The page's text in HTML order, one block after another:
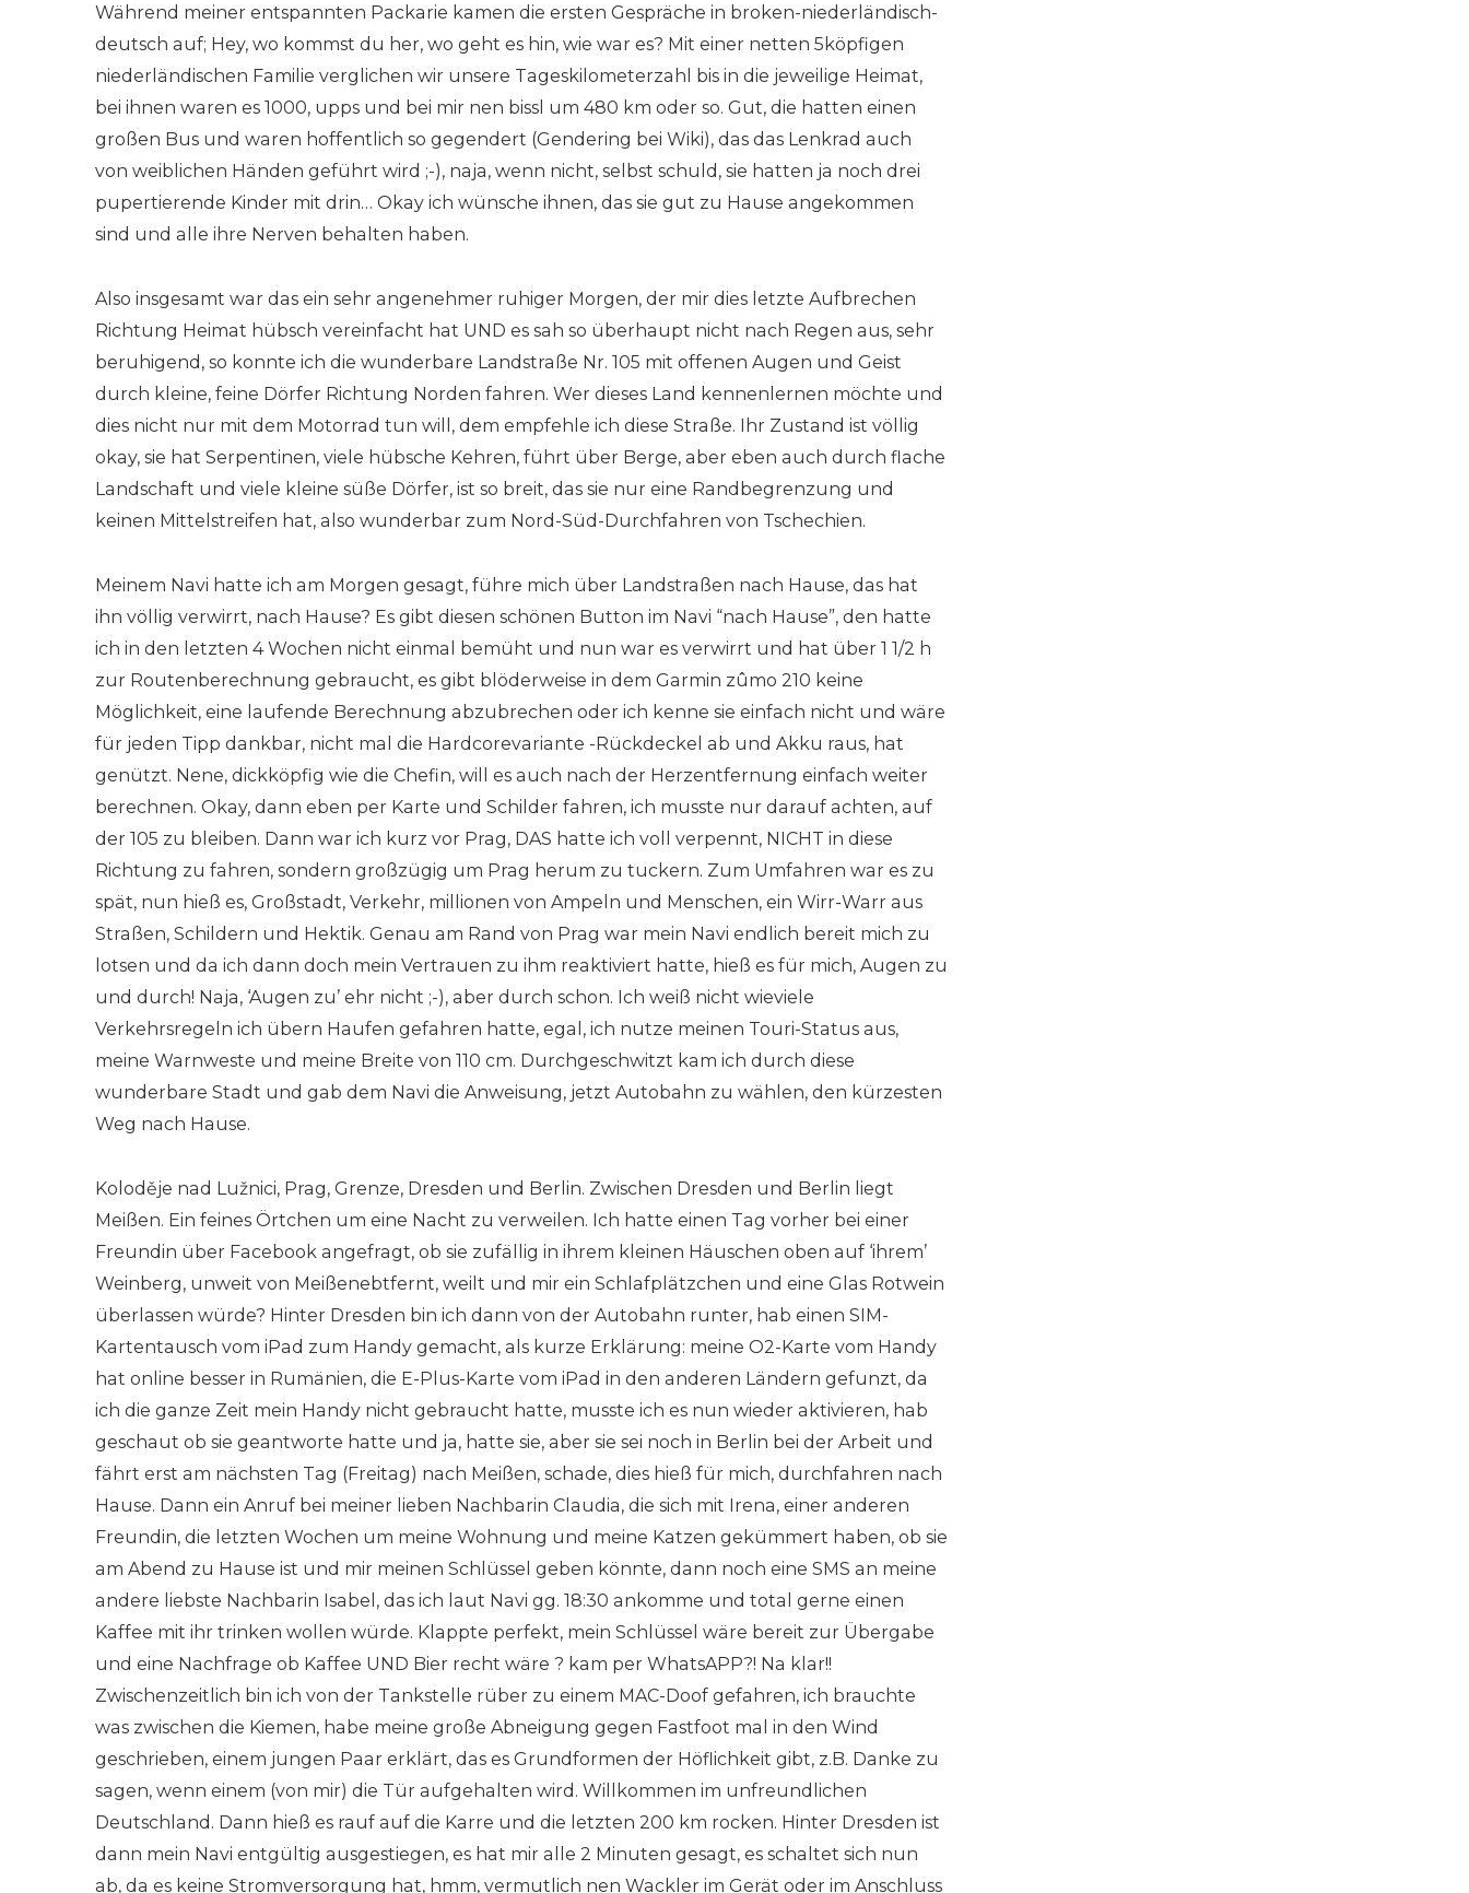
Während meiner entspannten Packarie kamen die ersten Gespräche in broken-niederländisch-
deutsch auf; Hey, wo kommst du her, wo geht es hin, wie war es? Mit einer netten 5köpfigen
niederländischen Familie verglichen wir unsere Tageskilometerzahl bis in die jeweilige Heimat,
bei ihnen waren es 1000, upps und bei mir nen bissl um 480 km oder so. Gut, die hatten einen
großen Bus und waren hoffentlich so gegendert (Gendering bei Wiki), das das Lenkrad auch
von weiblichen Händen geführt wird ;-), naja, wenn nicht, selbst schuld, sie hatten ja noch drei
pupertierende Kinder mit drin… Okay ich wünsche ihnen, das sie gut zu Hause angekommen
sind und alle ihre Nerven behalten haben.
Also insgesamt war das ein sehr angenehmer ruhiger Morgen, der mir dies letzte Aufbrechen
Richtung Heimat hübsch vereinfacht hat UND es sah so überhaupt nicht nach Regen aus, sehr
beruhigend, so konnte ich die wunderbare Landstraße Nr. 105 mit offenen Augen und Geist
durch kleine, feine Dörfer Richtung Norden fahren. Wer dieses Land kennenlernen möchte und
dies nicht nur mit dem Motorrad tun will, dem empfehle ich diese Straße. Ihr Zustand ist völlig
okay, sie hat Serpentinen, viele hübsche Kehren, führt über Berge, aber eben auch durch flache
Landschaft und viele kleine süße Dörfer, ist so breit, das sie nur eine Randbegrenzung und
keinen Mittelstreifen hat, also wunderbar zum Nord-Süd-Durchfahren von Tschechien.
Meinem Navi hatte ich am Morgen gesagt, führe mich über Landstraßen nach Hause, das hat
ihn völlig verwirrt, nach Hause? Es gibt diesen schönen Button im Navi “nach Hause”, den hatte
ich in den letzten 4 Wochen nicht einmal bemüht und nun war es verwirrt und hat über 1 1/2 h
zur Routenberechnung gebraucht, es gibt blöderweise in dem Garmin zûmo 210 keine
Möglichkeit, eine laufende Berechnung abzubrechen oder ich kenne sie einfach nicht und wäre
für jeden Tipp dankbar, nicht mal die Hardcorevariante -Rückdeckel ab und Akku raus, hat
genützt. Nene, dickköpfig wie die Chefin, will es auch nach der Herzentfernung einfach weiter
berechnen. Okay, dann eben per Karte und Schilder fahren, ich musste nur darauf achten, auf
der 105 zu bleiben. Dann war ich kurz vor Prag, DAS hatte ich voll verpennt, NICHT in diese
Richtung zu fahren, sondern großzügig um Prag herum zu tuckern. Zum Umfahren war es zu
spät, nun hieß es, Großstadt, Verkehr, millionen von Ampeln und Menschen, ein Wirr-Warr aus
Straßen, Schildern und Hektik. Genau am Rand von Prag war mein Navi endlich bereit mich zu
lotsen und da ich dann doch mein Vertrauen zu ihm reaktiviert hatte, hieß es für mich, Augen zu
und durch! Naja, ‘Augen zu’ ehr nicht ;-), aber durch schon. Ich weiß nicht wieviele
Verkehrsregeln ich übern Haufen gefahren hatte, egal, ich nutze meinen Touri-Status aus,
meine Warnweste und meine Breite von 110 cm. Durchgeschwitzt kam ich durch diese
wunderbare Stadt und gab dem Navi die Anweisung, jetzt Autobahn zu wählen, den kürzesten
Weg nach Hause.
Koloděje nad Lužnici, Prag, Grenze, Dresden und Berlin. Zwischen Dresden und Berlin liegt
Meißen. Ein feines Örtchen um eine Nacht zu verweilen. Ich hatte einen Tag vorher bei einer
Freundin über Facebook angefragt, ob sie zufällig in ihrem kleinen Häuschen oben auf ‘ihrem’
Weinberg, unweit von Meißenebtfernt, weilt und mir ein Schlafplätzchen und eine Glas Rotwein
überlassen würde? Hinter Dresden bin ich dann von der Autobahn runter, hab einen SIM-
Kartentausch vom iPad zum Handy gemacht, als kurze Erklärung: meine O2-Karte vom Handy
hat online besser in Rumänien, die E-Plus-Karte vom iPad in den anderen Ländern gefunzt, da
ich die ganze Zeit mein Handy nicht gebraucht hatte, musste ich es nun wieder aktivieren, hab
geschaut ob sie geantworte hatte und ja, hatte sie, aber sie sei noch in Berlin bei der Arbeit und
fährt erst am nächsten Tag (Freitag) nach Meißen, schade, dies hieß für mich, durchfahren nach
Hause. Dann ein Anruf bei meiner lieben Nachbarin Claudia, die sich mit Irena, einer anderen
Freundin, die letzten Wochen um meine Wohnung und meine Katzen gekümmert haben, ob sie
am Abend zu Hause ist und mir meinen Schlüssel geben könnte, dann noch eine SMS an meine
andere liebste Nachbarin Isabel, das ich laut Navi gg. 18:30 ankomme und total gerne einen
Kaffee mit ihr trinken wollen würde. Klappte perfekt, mein Schlüssel wäre bereit zur Übergabe
und eine Nachfrage ob Kaffee UND Bier recht wäre ? kam per WhatsAPP?! Na klar!!
Zwischenzeitlich bin ich von der Tankstelle rüber zu einem MAC-Doof gefahren, ich brauchte
was zwischen die Kiemen, habe meine große Abneigung gegen Fastfoot mal in den Wind
geschrieben, einem jungen Paar erklärt, das es Grundformen der Höflichkeit gibt, z.B. Danke zu
sagen, wenn einem (von mir) die Tür aufgehalten wird. Willkommen im unfreundlichen
Deutschland. Dann hieß es rauf auf die Karre und die letzten 200 km rocken. Hinter Dresden ist
dann mein Navi entgültig ausgestiegen, es hat mir alle 2 Minuten gesagt, es schaltet sich nun
ab, da es keine Stromversorgung hat, hmm, vermutlich nen Wackler im Gerät oder im Anschluss